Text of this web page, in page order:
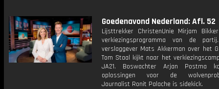
Goedenavond Nederland: Afl. 52
Lijsttrekker ChristenUnie Mirjam
verkiezingsprogramma van de
verslaggever Mats Akkerman over het
Tom Staal kijkt naar het
JA21. Boswachter Arjan Postma
oplossingen voor de
Journalist Ronit Palache is sidekick.